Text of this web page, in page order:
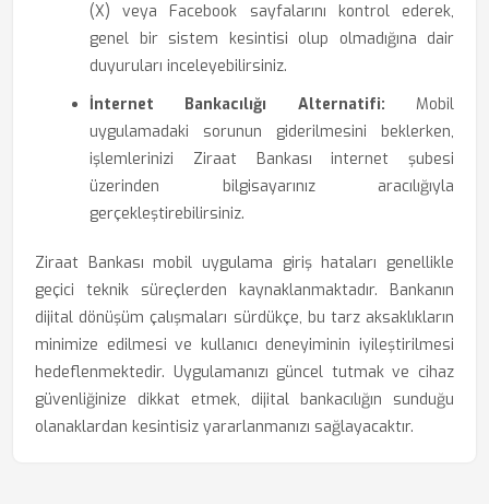
(X) veya Facebook sayfalarını kontrol ederek,
genel bir sistem kesintisi olup olmadığına dair
duyuruları inceleyebilirsiniz.
İnternet Bankacılığı Alternatifi: Mobil
uygulamadaki sorunun giderilmesini beklerken,
işlemlerinizi Ziraat Bankası internet şubesi
üzerinden bilgisayarınız aracılığıyla
gerçekleştirebilirsiniz.
Ziraat Bankası mobil uygulama giriş hataları genellikle
geçici teknik süreçlerden kaynaklanmaktadır. Bankanın
dijital dönüşüm çalışmaları sürdükçe, bu tarz aksaklıkların
minimize edilmesi ve kullanıcı deneyiminin iyileştirilmesi
hedeflenmektedir. Uygulamanızı güncel tutmak ve cihaz
güvenliğinize dikkat etmek, dijital bankacılığın sunduğu
olanaklardan kesintisiz yararlanmanızı sağlayacaktır.